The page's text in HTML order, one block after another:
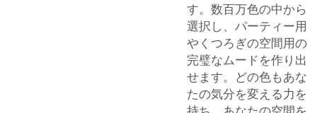
す。数百万色の中から
選択し、パーティー用
やくつろぎの空間用の
完璧なムードを作り出
せます。どの色もあな
たの気分を変える力を